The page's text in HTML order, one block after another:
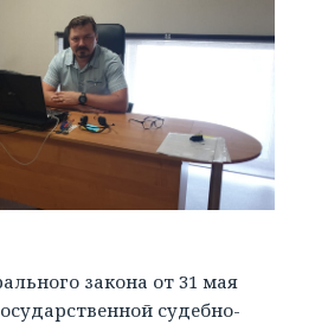
закона от 31 мая
судебно-